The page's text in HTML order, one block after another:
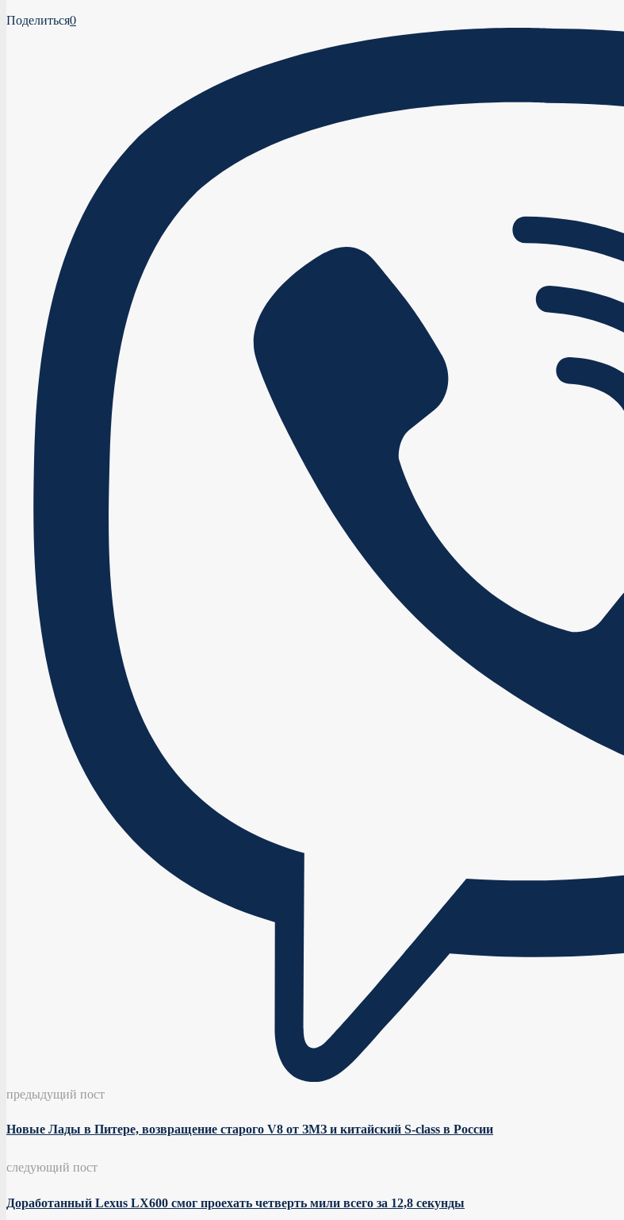
Поделиться0
предыдущий пост
Новые Лады в Питере, возвращение старого V8 от ЗМЗ и китайский S-class в России
следующий пост
Доработанный Lexus LX600 смог проехать четверть мили всего за 12,8 секунды